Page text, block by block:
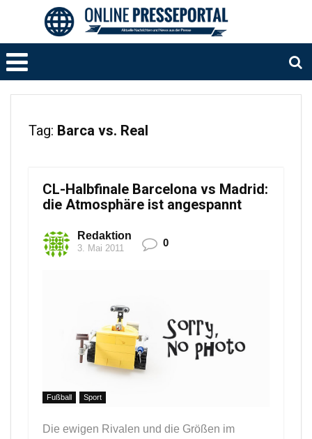
Tag: Barca vs. Real
CL-Halbfinale Barcelona vs Madrid:
die Atmosphäre ist angespannt
Redaktion
3. Mai 2011 0
Fußball Sport
Die ewigen Rivalen und die Größen im